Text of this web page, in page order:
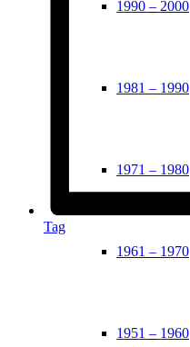
1990 – 2000
1981 – 1990
1971 – 1980
1961 – 1970
1951 – 1960
Tag